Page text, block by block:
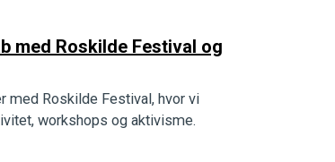
med Roskilde Festival og
med Roskilde Festival, hvor vi
workshops og aktivisme.